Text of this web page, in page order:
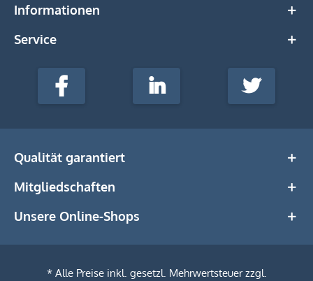
Informationen
Service
stempel-
Media
Facebook LinkedIn Twitter
Qualität garantiert
Mitgliedschaften
Unsere Online-Shops
* Alle Preise inkl. gesetzl. Mehrwertsteuer zzgl.